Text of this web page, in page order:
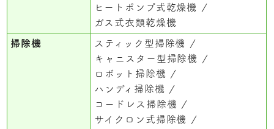
ヒートポンプ式乾燥機
ガス式衣類乾燥機
掃除機
スティック型掃除機
キャニスター型掃除機
ロボット掃除機
ハンディ掃除機
コードレス掃除機
サイクロン式掃除機